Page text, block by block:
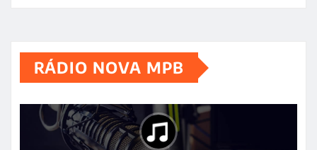
RÁDIO NOVA MPB